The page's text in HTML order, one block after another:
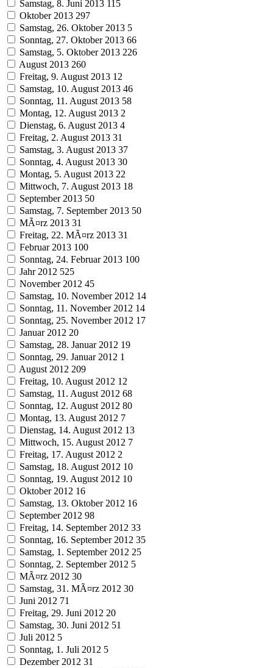
Samstag, 8. Juni 2013 115
Oktober 2013 297
Samstag, 26. Oktober 2013 5
Sonntag, 27. Oktober 2013 66
Samstag, 5. Oktober 2013 226
August 2013 260
Freitag, 9. August 2013 12
Samstag, 10. August 2013 46
Sonntag, 11. August 2013 58
Montag, 12. August 2013 2
Dienstag, 6. August 2013 4
Freitag, 2. August 2013 31
Samstag, 3. August 2013 37
Sonntag, 4. August 2013 30
Montag, 5. August 2013 22
Mittwoch, 7. August 2013 18
September 2013 50
Samstag, 7. September 2013 50
MÃ¤rz 2013 31
Freitag, 22. MÃ¤rz 2013 31
Februar 2013 100
Sonntag, 24. Februar 2013 100
Jahr 2012 525
November 2012 45
Samstag, 10. November 2012 14
Sonntag, 11. November 2012 14
Sonntag, 25. November 2012 17
Januar 2012 20
Samstag, 28. Januar 2012 19
Sonntag, 29. Januar 2012 1
August 2012 209
Freitag, 10. August 2012 12
Samstag, 11. August 2012 68
Sonntag, 12. August 2012 80
Montag, 13. August 2012 7
Dienstag, 14. August 2012 13
Mittwoch, 15. August 2012 7
Freitag, 17. August 2012 2
Samstag, 18. August 2012 10
Sonntag, 19. August 2012 10
Oktober 2012 16
Samstag, 13. Oktober 2012 16
September 2012 98
Freitag, 14. September 2012 33
Sonntag, 16. September 2012 35
Samstag, 1. September 2012 25
Sonntag, 2. September 2012 5
MÃ¤rz 2012 30
Samstag, 31. MÃ¤rz 2012 30
Juni 2012 71
Freitag, 29. Juni 2012 20
Samstag, 30. Juni 2012 51
Juli 2012 5
Sonntag, 1. Juli 2012 5
Dezember 2012 31